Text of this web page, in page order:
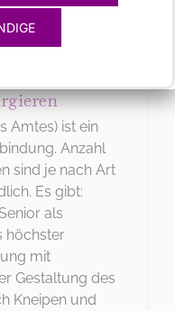
Amtes) ist ein
Anzahl
sind je nach Art
Es gibt:
als
höchster
mit
Gestaltung des
Kneipen und